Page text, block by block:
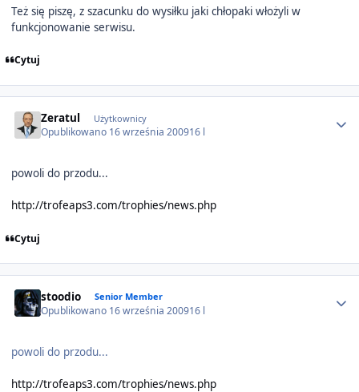
Też się piszę, z szacunku do wysiłku jaki chłopaki włożyli w
funkcjonowanie serwisu.
Cytuj
Zeratul Użytkownicy
Opublikowano 16 września 200916 l
powoli do przodu...
http://trofeaps3.com/trophies/news.php
Cytuj
stoodio Senior Member
Opublikowano 16 września 200916 l
powoli do przodu...
http://trofeaps3.com/trophies/news.php